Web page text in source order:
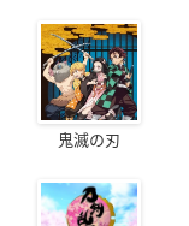
鬼滅の刃